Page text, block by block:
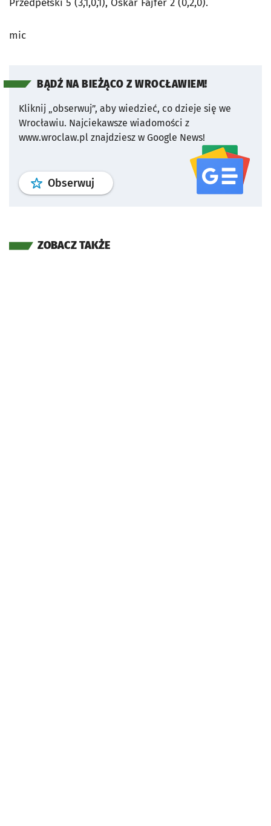
Przedpełski 5 (3,1,0,1), Oskar Fajfer 2 (0,2,0).
mic
BĄDŹ NA BIEŻĄCO Z WROCŁAWIEM!
Kliknij „obserwuj”, aby wiedzieć, co dzieje się we
Wrocławiu. Najciekawsze wiadomości z
www.wroclaw.pl znajdziesz w Google News!
Obserwuj profil serwisu
ZOBACZ TAKŻE